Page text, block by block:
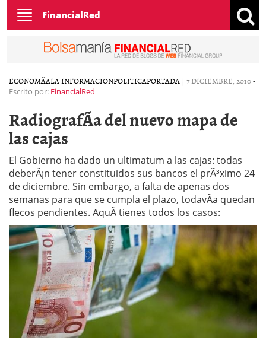
Toggle
navigation
FinancialRed
ECONOMÃ­ALA INFORMACIONPOLITICAPORTADA | 7 DICIEMBRE, 2010-
Escrito por: FinancialRed
RadiografÃ­a del nuevo mapa de
las cajas
El Gobierno ha dado un ultimatum a las cajas: todas
deberÃ¡n tener constituidos sus bancos el prÃ³ximo 24
de diciembre. Sin embargo, a falta de apenas dos
semanas para que se cumpla el plazo, todavÃ­a quedan
flecos pendientes. AquÃ­ tienes todos los casos: